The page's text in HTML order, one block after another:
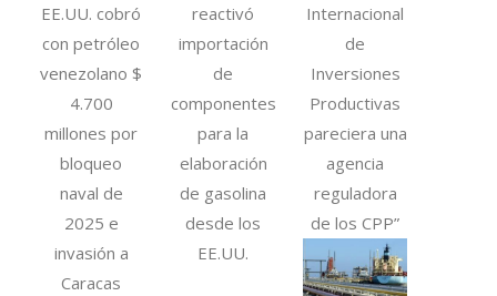
EE.UU. cobró
con petróleo
venezolano $
4.700
millones por
bloqueo
naval de
2025 e
invasión a
Caracas
reactivó
importación
de
componentes
para la
elaboración
de gasolina
desde los
EE.UU.
Internacional
de
Inversiones
Productivas
pareciera una
agencia
reguladora
de los CPP”